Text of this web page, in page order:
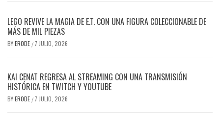
LEGO REVIVE LA MAGIA DE E.T. CON UNA FIGURA COLECCIONABLE DE
MÁS DE MIL PIEZAS
BYERODE / 7 JULIO, 2026
KAI CENAT REGRESA AL STREAMING CON UNA TRANSMISIÓN
HISTÓRICA EN TWITCH Y YOUTUBE
BYERODE / 7 JULIO, 2026